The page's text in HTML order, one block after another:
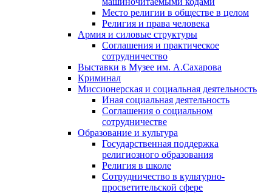
Место религии в обществе в целом
Религия и права человека
Армия и силовые структуры
Соглашения и практическое
сотрудничество
Выставки в Музее им. А.Сахарова
Криминал
Миссионерская и социальная деятельность
Иная социальная деятельность
Соглашения о социальном
сотрудничестве
Образование и культура
Государственная поддержка
религиозного образования
Религия в школе
Сотрудничество в культурно-
просветительской сфере